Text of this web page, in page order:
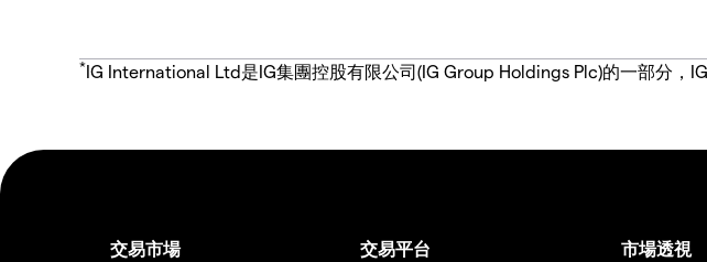
*IG International Ltd是IG集團控股有限公司(IG Group Holdings Plc)的一部分，
交易市場
交易平台
市場透視